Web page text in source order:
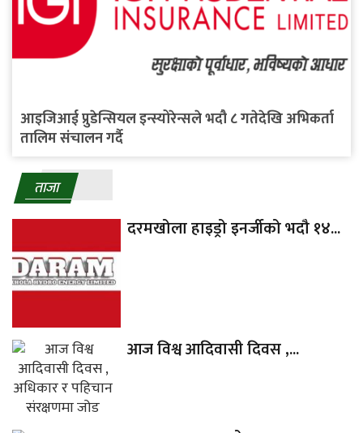
आइजिआई प्रुडेन्सियल इन्स्योरेन्सले भदौ ८ गतेदेखि अभिकर्ता
तालिम संचालन गर्दै
ताजा
दरमखोला हाइड्रो इनर्जीको भदौ १४...
आज विश्व आदिवासी दिवस ,...